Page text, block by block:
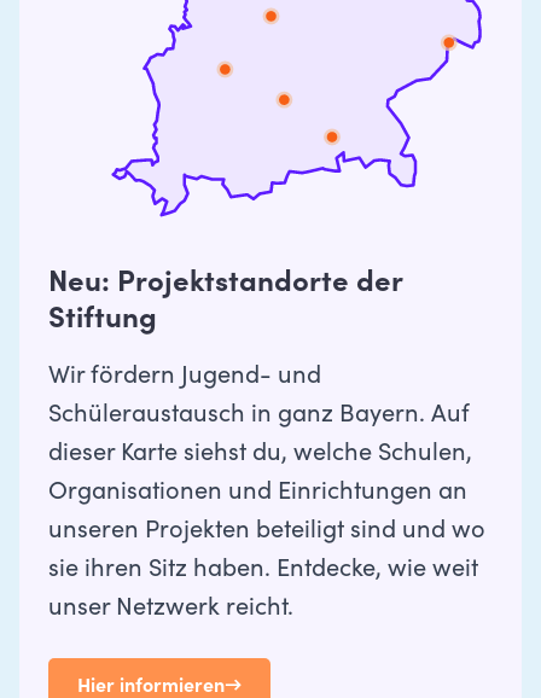
Neu: Projektstandorte der
Stiftung
Wir fördern Jugend- und
Schüleraustausch in ganz Bayern. Auf
dieser Karte siehst du, welche Schulen,
Organisationen und Einrichtungen an
unseren Projekten beteiligt sind und wo
sie ihren Sitz haben. Entdecke, wie weit
unser Netzwerk reicht.
Hier informieren→